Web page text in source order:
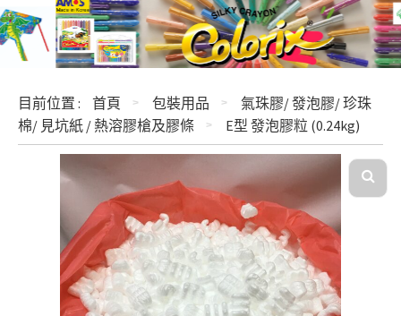
目前位置 : 首頁 包裝用品
氣珠膠/ 發泡膠/ 珍珠
棉/ 見坑紙 / 熱溶膠槍及膠條
E型 發泡膠粒 (0.24kg)